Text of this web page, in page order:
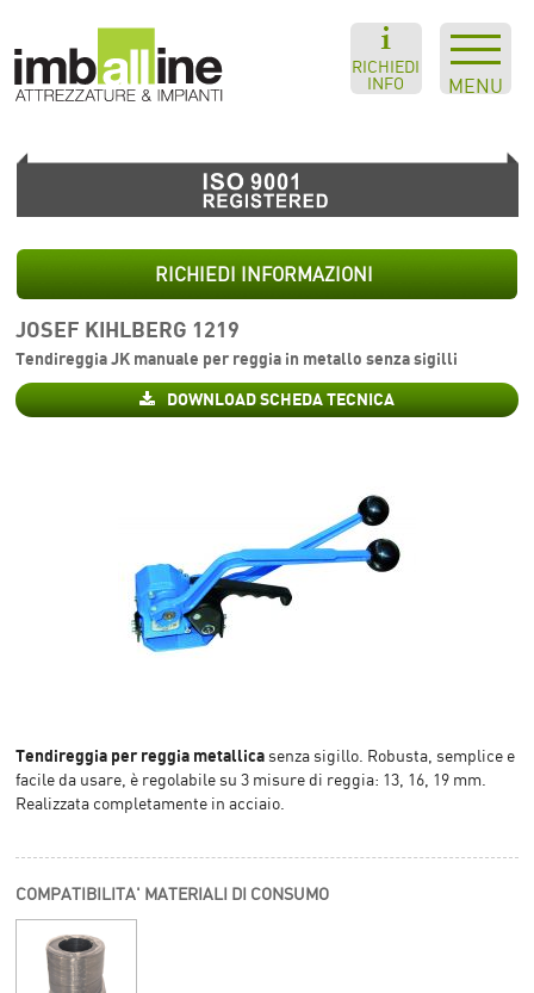
MENU
RICHIEDI
INFO
RICHIEDI INFORMAZIONI
JOSEF KIHLBERG 1219
Tendireggia JK manuale per reggia in metallo senza sigilli
DOWNLOAD SCHEDA TECNICA
Tendireggia per reggia metallicasenza sigillo. Robusta, semplice e
facile da usare, è regolabile su 3 misure di reggia: 13, 16, 19 mm.
Realizzata completamente in acciaio.
COMPATIBILITA' MATERIALI DI CONSUMO